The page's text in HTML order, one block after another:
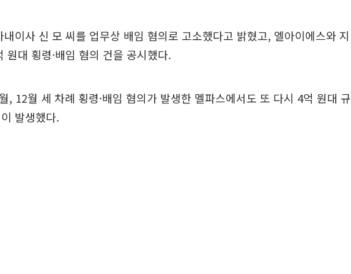
이사 신 모 씨를 업무상 배임 혐의로 고소했다고 밝혔고, 엘아이에스와 지
원대 횡령·배임 혐의 건을 공시했다.
, 12월 세 차례 횡령·배임 혐의가 발생한 멜파스에서도 또 다시 4억 원대 규
발생했다.